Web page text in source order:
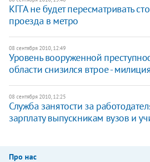
КГГА не будет пересматривать
проезда в метро
08 сентября 2010, 12:49
Уровень вооруженной
области снизился втрое -
08 сентября 2010, 12:25
Служба занятости за
зарплату выпускникам вузов и
Про нас